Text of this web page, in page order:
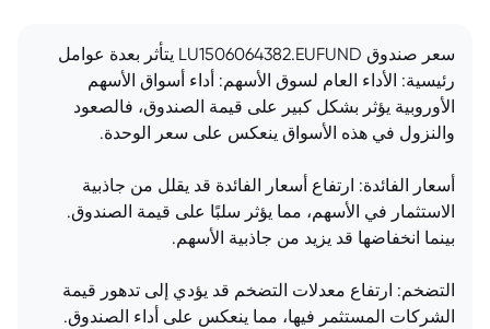
سعر صندوق LU1506064382.EUFUND يتأثر بعدة عوامل
رئيسية: الأداء العام لسوق الأسهم: أداء أسواق الأسهم
الأوروبية يؤثر بشكل كبير على قيمة الصندوق، فالصعود
والنزول في هذه الأسواق ينعكس على سعر الوحدة.
أسعار الفائدة: ارتفاع أسعار الفائدة قد يقلل من جاذبية
الاستثمار في الأسهم، مما يؤثر سلبًا على قيمة الصندوق.
بينما انخفاضها قد يزيد من جاذبية الأسهم.
التضخم: ارتفاع معدلات التضخم قد يؤدي إلى تدهور قيمة
الشركات المستثمر فيها، مما ينعكس على أداء الصندوق.